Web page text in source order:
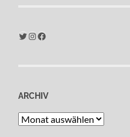
Twitter Instagram Facebook
ARCHIV
Archiv